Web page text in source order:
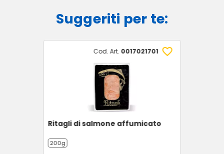
Suggeriti per te:
Cod. Art. 0017021701
Ritagli di salmone affumicato
200g